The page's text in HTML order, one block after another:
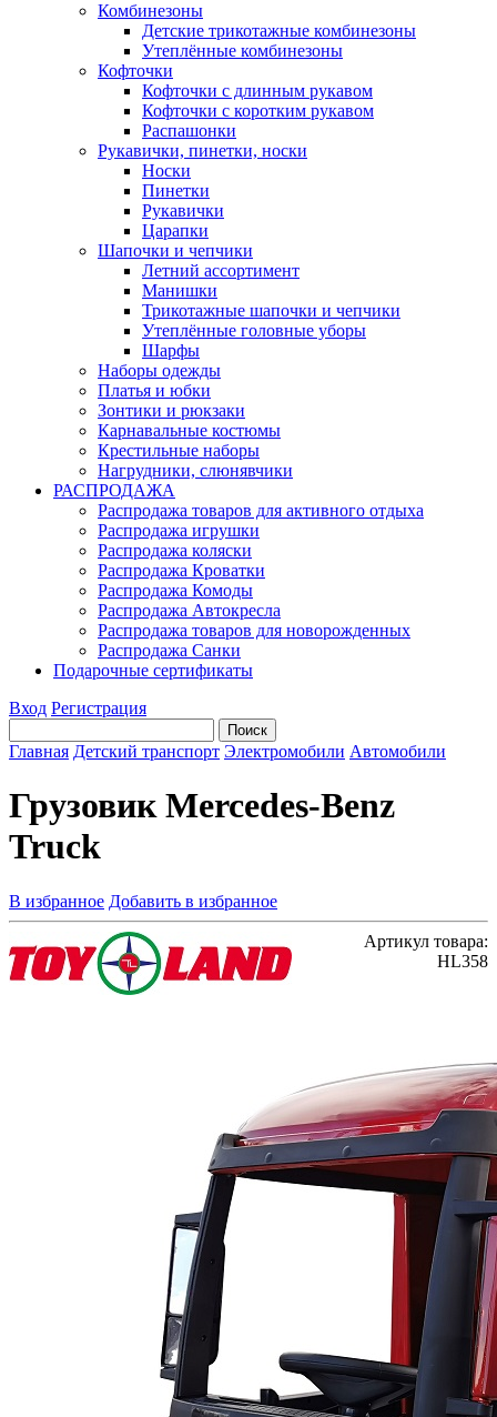
Комбинезоны
Детские трикотажные комбинезоны
Утеплённые комбинезоны
Кофточки
Кофточки с длинным рукавом
Кофточки с коротким рукавом
Распашонки
Рукавички, пинетки, носки
Носки
Пинетки
Рукавички
Царапки
Шапочки и чепчики
Летний ассортимент
Манишки
Трикотажные шапочки и чепчики
Утеплённые головные уборы
Шарфы
Наборы одежды
Платья и юбки
Зонтики и рюкзаки
Карнавальные костюмы
Крестильные наборы
Нагрудники, слюнявчики
РАСПРОДАЖА
Распродажа товаров для активного отдыха
Распродажа игрушки
Распродажа коляски
Распродажа Кроватки
Распродажа Комоды
Распродажа Автокресла
Распродажа товаров для новорожденных
Распродажа Санки
Подарочные сертификаты
Вход Регистрация
Главная Детский транспорт Электромобили Автомобили
Грузовик Mercedes-Benz
Truck
В избранное Добавить в избранное
Артикул товара:
HL358